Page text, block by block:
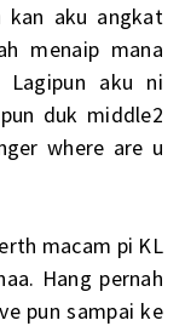
aku angkat
menaip mana
aku ni
duk middle2
where are u
macam pi KL
Hang pernah
pun sampai ke